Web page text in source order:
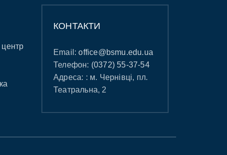
КОНТАКТИ
Email:office@bsmu.edu.ua
Телефон: (0372) 55-37-54
Адреса: : м. Чернівці, пл.
Театральна, 2